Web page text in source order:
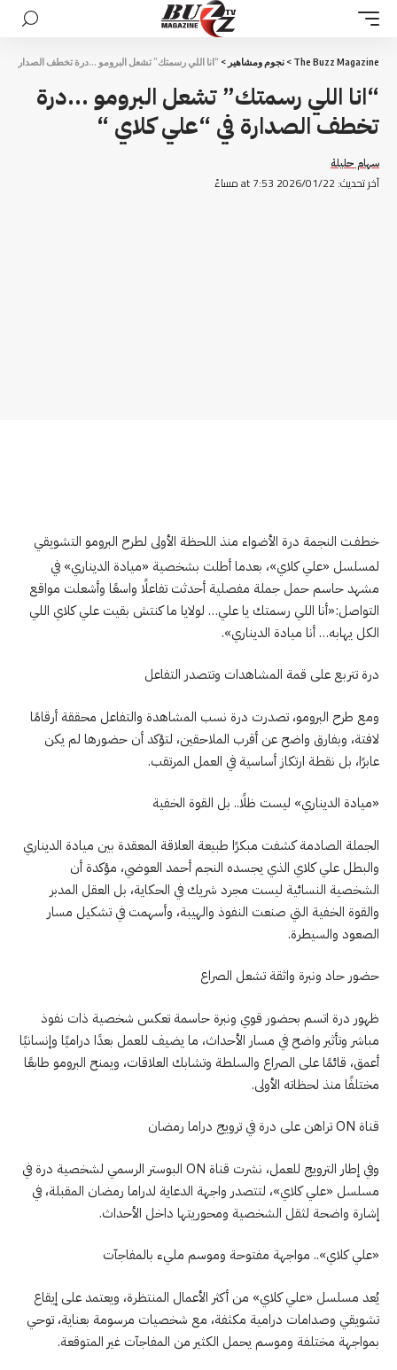
The Buzz Magazine
> نجوم ومشاهير > “انا اللي رسمتك” تشعل البرومو …درة تخطف الصدارة
“انا اللي رسمتك” تشعل البرومو …درة
تخطف الصدارة في “علي كلاي “
آخر تحديث: 2026/01/22 at 7:53 مساءً
سهام حليلة
خطفـت النجمة درة الأضواء منذ اللحظة الأولى لطرح البرومو التشويقي
لمسلسل «علي كلاي»، بعدما أطلت بشخصية «ميادة الديناري» في
مشهد حاسم حمل جملة مفصلية أحدثت تفاعلًا واسعًا وأشعلت مواقع
التواصل:«أنا اللي رسمتك يا علي… لولايا ما كنتش بقيت علي كلاي اللي
الكل يهابه… أنا ميادة الديناري».
درة تتربع على قمة المشاهدات وتتصدر التفاعل
ومع طرح البرومو، تصدرت درة نسب المشاهدة والتفاعل محققة أرقامًا
لافتة، وبفارق واضح عن أقرب الملاحقين، لتؤكد أن حضورها لم يكن
عابرًا، بل نقطة ارتكاز أساسية في العمل المرتقب.
«ميادة الديناري» ليست ظلًا.. بل القوة الخفية
الجملة الصادمة كشفت مبكرًا طبيعة العلاقة المعقدة بين ميادة الديناري
والبطل علي كلاي الذي يجسده النجم أحمد العوضي، مؤكدة أن
الشخصية النسائية ليست مجرد شريك في الحكاية، بل العقل المدبر
والقوة الخفية التي صنعت النفوذ والهيبة، وأسهمت في تشكيل مسار
الصعود والسيطرة.
حضور حاد ونبرة واثقة تشعل الصراع
ظهور درة اتسم بحضور قوي ونبرة حاسمة تعكس شخصية ذات نفوذ
مباشر وتأثير واضح في مسار الأحداث، ما يضيف للعمل بعدًا دراميًا وإنسانيًا
أعمق، قائمًا على الصراع والسلطة وتشابك العلاقات، ويمنح البرومو طابعًا
مختلفًا منذ لحظاته الأولى.
قناة ON تراهن على درة في ترويج دراما رمضان
وفي إطار الترويج للعمل، نشرت قناة ON البوستر الرسمي لشخصية درة في
مسلسل «علي كلاي»، لتتصدر واجهة الدعاية لدراما رمضان المقبلة، في
إشارة واضحة لثقل الشخصية ومحوريتها داخل الأحداث.
«علي كلاي».. مواجهة مفتوحة وموسم مليء بالمفاجآت
يُعد مسلسل «علي كلاي» من أكثر الأعمال المنتظرة، ويعتمد على إيقاع
تشويقي وصدامات درامية مكثفة، مع شخصيات مرسومة بعناية، توحي
بمواجهة مختلفة وموسم يحمل الكثير من المفاجآت غير المتوقعة.